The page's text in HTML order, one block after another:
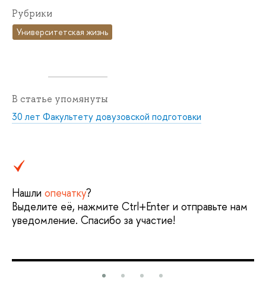
Рубрики
Университетская жизнь
В статье упомянуты
30 лет Факультету довузовской подготовки
Нашли опечатку?
Выделите её, нажмите Ctrl+Enter и отправьте нам
уведомление. Спасибо за участие!